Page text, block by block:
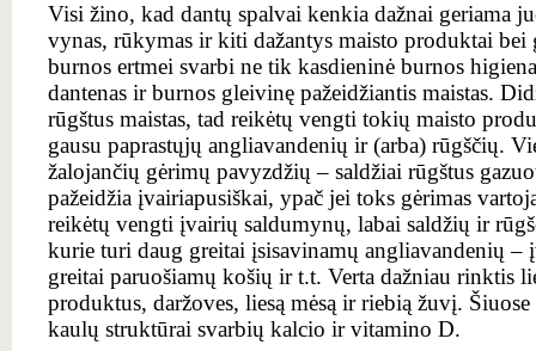
Visi žino, kad dantų spalvai kenkia dažnai geriama
vynas, rūkymas ir kiti dažantys maisto produktai bei
burnos ertmei svarbi ne tik kasdieninė burnos
dantenas ir burnos gleivinę pažeidžiantis maistas.
rūgštus maistas, tad reikėtų vengti tokių maisto
gausu paprastųjų angliavandenių ir (arba) rūgščių.
žalojančių gėrimų pavyzdžių – saldžiai rūgštus
pažeidžia įvairiapusiškai, ypač jei toks gėrimas
reikėtų vengti įvairių saldumynų, labai saldžių ir
kurie turi daug greitai įsisavinamų angliavandenių
greitai paruošiamų košių ir t.t. Verta dažniau rinktis
produktus, daržoves, liesą mėsą ir riebią žuvį.
kaulų struktūrai svarbių kalcio ir vitamino D.